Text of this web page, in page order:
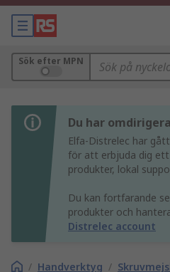
Sök efter MPN
Du har
Elfa-Distrelec har
för att erbjuda dig
produkter, lokal
Du kan fortfarande
produkter och
Distrelec account
/ Handverktyg /